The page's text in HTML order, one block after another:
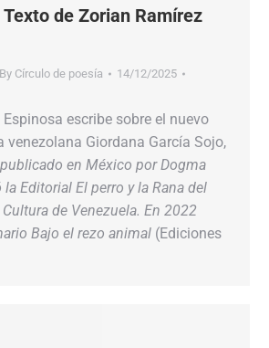
de Zorian Ramírez
By Círculo de poesía
14/12/2025
escribe sobre el nuevo
venezolana Giordana García Sojo,
publicado en México por Dogma
Editorial El perro y la Rana del
de Venezuela. En 2022
Bajo el rezo animal (Ediciones